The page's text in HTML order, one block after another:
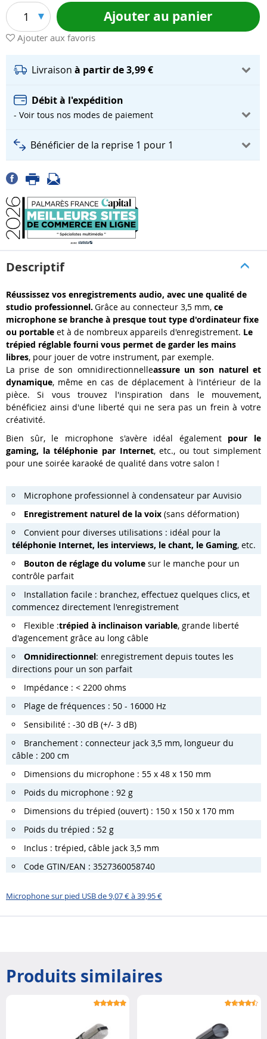
1 Ajouter au panier
Ajouter aux favoris
Livraison à partir de 3,99 €
Débit à l'expédition
- Voir tous nos modes de paiement
Bénéficier de la reprise 1 pour 1
Descriptif
Réussissez vos enregistrements audio, avec une qualité de
studio professionnel. Grâce au connecteur 3,5 mm, ce
microphone se branche à presque tout type d'ordinateur fixe
ou portable et à de nombreux appareils d'enregistrement. Le
trépied réglable fourni vous permet de garder les mains
libres, pour jouer de votre instrument, par exemple.
La prise de son omnidirectionnelleassure unson naturel et
dynamique, même en cas de déplacement à l'intérieur de la
pièce. Si vous trouvez l'inspiration dans le mouvement,
bénéficiez ainsi d'une liberté qui ne sera pas un frein à votre
créativité.
Bien sûr, le microphone s'avère idéal également pour le
gaming, la téléphonie par Internet, etc., ou tout simplement
pour une soirée karaoké de qualité dans votre salon !
Microphone professionnel à condensateur par Auvisio
Enregistrement naturel de la voix (sans déformation)
Convient pour diverses utilisations : idéal pour la
téléphonie Internet, les interviews, le chant, le Gaming, etc.
Bouton de réglage du volume sur le manche pour un
contrôle parfait
Installation facile : branchez, effectuez quelques clics, et
commencez directement l'enregistrement
Flexible :trépied à inclinaison variable, grande liberté
d'agencement grâce au long câble
Omnidirectionnel: enregistrement depuis toutes les
directions pour un son parfait
Impédance : < 2200 ohms
Plage de fréquences : 50 - 16000 Hz
Sensibilité : -30 dB (+/- 3 dB)
Branchement : connecteur jack 3,5 mm, longueur du
câble : 200 cm
Dimensions du microphone : 55 x 48 x 150 mm
Poids du microphone : 92 g
Dimensions du trépied (ouvert) : 150 x 150 x 170 mm
Poids du trépied : 52 g
Inclus : trépied, câble jack 3,5 mm
Code GTIN/EAN : 3527360058740
Microphone sur pied USB de 9,07 € à 39,95 €
Produits similaires